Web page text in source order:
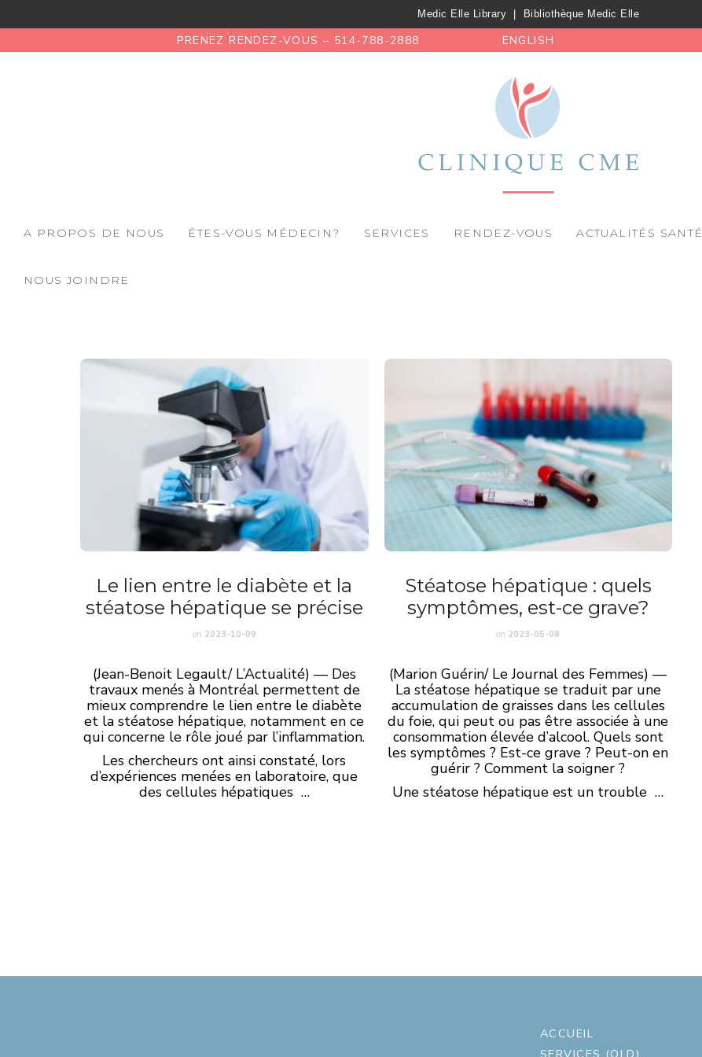
Medic Elle Library Bibliothèque Medic Elle
PRENEZ RENDEZ-VOUS – 514-788-2888 ENGLISH
A PROPOS DE NOUS ÊTES-VOUS MÉDECIN? SERVICES RENDEZ-VOUS ACTUALITÉS SANTÉ
NOUS JOINDRE
Le lien entre le diabète et la
stéatose hépatique se précise
on 2023-10-09
(Jean-Benoit Legault/ L’Actualité) — Des
travaux menés à Montréal permettent de
mieux comprendre le lien entre le diabète
et la stéatose hépatique, notamment en ce
qui concerne le rôle joué par l’inflammation.
Les chercheurs ont ainsi constaté, lors
d’expériences menées en laboratoire, que
des cellules hépatiques …
Stéatose hépatique : quels
symptômes, est-ce grave?
on 2023-05-08
(Marion Guérin/ Le Journal des Femmes) —
La stéatose hépatique se traduit par une
accumulation de graisses dans les cellules
du foie, qui peut ou pas être associée à une
consommation élevée d’alcool. Quels sont
les symptômes ? Est-ce grave ? Peut-on en
guérir ? Comment la soigner ?
Une stéatose hépatique est un trouble …
ACCUEIL
SERVICES (OLD)